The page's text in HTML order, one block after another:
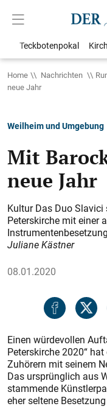
Teckbotenpokal
Home Nachrichten
neue Jahr
Weilheim und Umgebung
Mit
neue Jahr
Kultur Das Duo
Peterskirche mit einer
Juliane Kästner
08.01.2020
Einen würdevollen
Peterskirche 2020“
Zuhörern mit seinem
Das ursprünglich aus
stammende
eher seltene